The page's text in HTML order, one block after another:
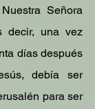
Señora
decir, una vez
días después
debía ser
para ser